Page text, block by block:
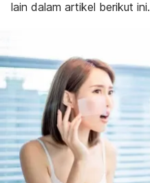
lain dalam artikel berikut ini.